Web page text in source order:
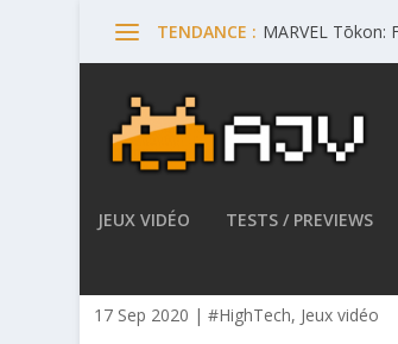
TENDANCE : MARVEL Tōkon:
JEUX VIDÉO TESTS / PREVIEWS
17 Sep 2020 |#HighTech, Jeux vidéo